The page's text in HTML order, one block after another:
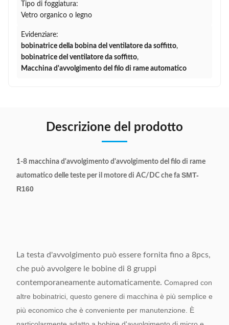
Tipo di foggiatura:
Vetro organico o legno
Evidenziare:
bobinatrice della bobina del ventilatore da soffitto,
bobinatrice del ventilatore da soffitto,
Macchina d'avvolgimento del filo di rame automatico
Descrizione del prodotto
1-8 macchina d'avvolgimento d'avvolgimento del filo di rame
automatico delle teste per il motore di AC/DC che fa SMT-
R160
La testa d'avvolgimento può essere fornita fino a 8pcs,
che può avvolgere le bobine di 8 gruppi
contemporaneamente automaticamente. Comapred con
altre bobinatrici, questo genere di macchina è più semplice e
più economico che è conveniente per manutenzione. È